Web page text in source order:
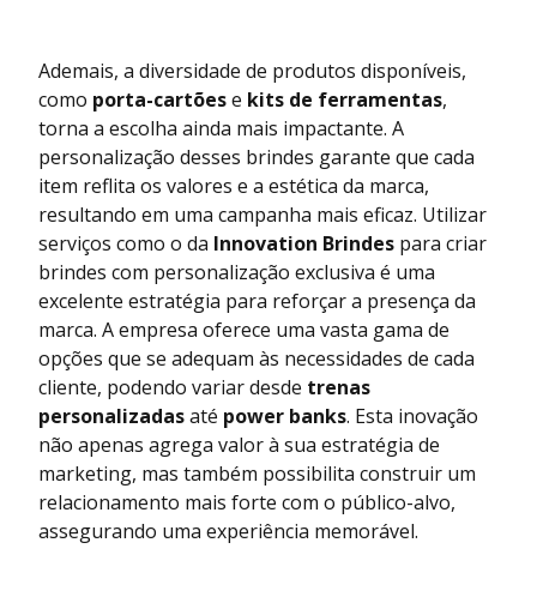
Ademais, a diversidade de produtos disponíveis,
como porta-cartõese kits de ferramentas,
torna a escolha ainda mais impactante. A
personalização desses brindes garante que cada
item reflita os valores e a estética da marca,
resultando em uma campanha mais eficaz. Utilizar
serviços como o da Innovation Brindes para criar
brindes com personalização exclusiva é uma
excelente estratégia para reforçar a presença da
marca. A empresa oferece uma vasta gama de
opções que se adequam às necessidades de cada
cliente, podendo variar desde trenas
personalizadasaté power banks. Esta inovação
não apenas agrega valor à sua estratégia de
marketing, mas também possibilita construir um
relacionamento mais forte com o público-alvo,
assegurando uma experiência memorável.